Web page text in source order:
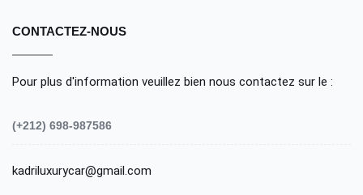
CONTACTEZ-NOUS
Pour plus d'information veuillez bien nous contactez sur le :
(+212) 698-987586
kadriluxurycar@gmail.com